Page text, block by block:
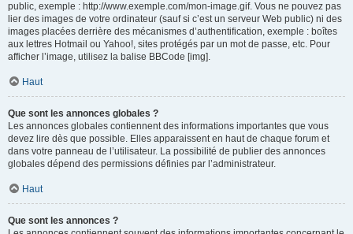
public, exemple : http://www.exemple.com/mon-image.gif. Vous ne pouvez pas
lier des images de votre ordinateur (sauf si c’est un serveur Web public) ni des
images placées derrière des mécanismes d’authentification, exemple : boîtes
aux lettres Hotmail ou Yahoo!, sites protégés par un mot de passe, etc. Pour
afficher l’image, utilisez la balise BBCode [img].
Haut
Que sont les annonces globales ?
Les annonces globales contiennent des informations importantes que vous
devez lire dès que possible. Elles apparaissent en haut de chaque forum et
dans votre panneau de l’utilisateur. La possibilité de publier des annonces
globales dépend des permissions définies par l’administrateur.
Haut
Que sont les annonces ?